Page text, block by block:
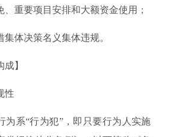
、重要项目安排和大额资金使用；
体决策名义集体违规。
】
系“行为犯”，即只要行为人实施